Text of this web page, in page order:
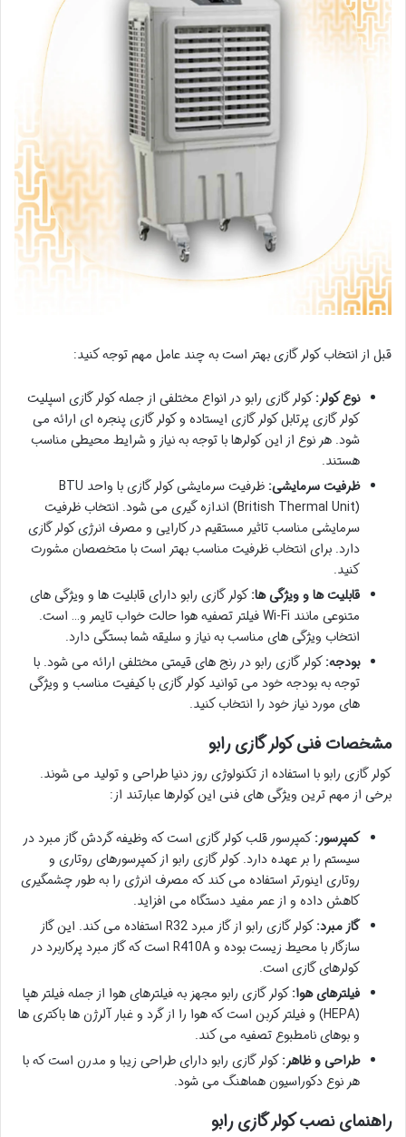
قبل از انتخاب کولر گازی بهتر است به چند عامل مهم توجه کنید:
نوع کولر:کولر گازی رابو در انواع مختلفی از جمله کولر گازی اسپلیت
کولر گازی پرتابل کولر گازی ایستاده و کولر گازی پنجره ای ارائه می
شود. هر نوع از این کولرها با توجه به نیاز و شرایط محیطی مناسب
هستند.
ظرفیت سرمایشی:
ظرفیت سرمایشی کولر گازی با واحد BTU
(British Thermal Unit) اندازه گیری می شود. انتخاب ظرفیت
سرمایشی مناسب تاثیر مستقیم در کارایی و مصرف انرژی کولر گازی
دارد. برای انتخاب ظرفیت مناسب بهتر است با متخصصان مشورت
کنید.
قابلیت ها و ویژگی ها:کولر گازی رابو دارای قابلیت ها و ویژگی های
متنوعی مانند Wi-Fi فیلتر تصفیه هوا حالت خواب تایمر و… است.
انتخاب ویژگی های مناسب به نیاز و سلیقه شما بستگی دارد.
بودجه:کولر گازی رابو در رنج های قیمتی مختلفی ارائه می شود. با
توجه به بودجه خود می توانید کولر گازی با کیفیت مناسب و ویژگی
های مورد نیاز خود را انتخاب کنید.
مشخصات فنی کولر گازی رابو
کولر گازی رابو با استفاده از تکنولوژی روز دنیا طراحی و تولید می شوند.
برخی از مهم ترین ویژگی های فنی این کولرها عبارتند از:
کمپرسور:کمپرسور قلب کولر گازی است که وظیفه گردش گاز مبرد در
سیستم را بر عهده دارد. کولر گازی رابو از کمپرسورهای روتاری و
روتاری اینورتر استفاده می کند که مصرف انرژی را به طور چشمگیری
کاهش داده و از عمر مفید دستگاه می افزاید.
گاز مبرد:
کولر گازی رابو از گاز مبرد R32 استفاده می کند. این گاز
سازگار با محیط زیست بوده و R410A است که گاز مبرد پرکاربرد در
کولرهای گازی است.
فیلترهای هوا:کولر گازی رابو مجهز به فیلترهای هوا از جمله فیلتر هپا
(HEPA) و فیلتر کربن است که هوا را از گرد و غبار آلرژن ها باکتری ها
و بوهای نامطبوع تصفیه می کند.
طراحی و ظاهر:کولر گازی رابو دارای طراحی زیبا و مدرن است که با
هر نوع دکوراسیون هماهنگ می شود.
راهنمای نصب کولر گازی رابو